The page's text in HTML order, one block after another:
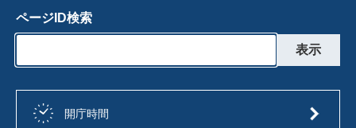
ページID検索
開庁時間